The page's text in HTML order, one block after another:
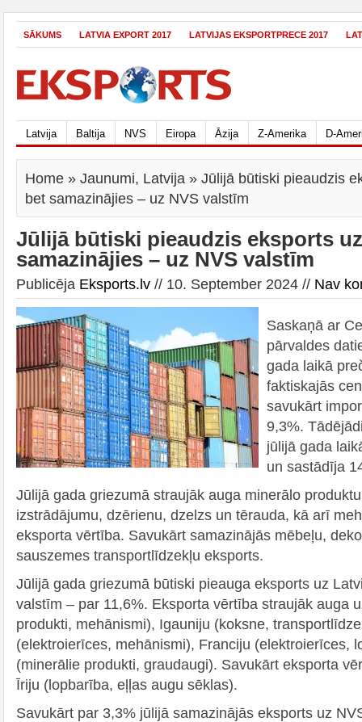
SĀKUMS LATVIA EXPORT 2017 LATVIJAS EKSPORTPRECE 2017
Latvija Baltija NVS Eiropa Āzija Z-Amerika D-
Home » Jaunumi, Latvija » Jūlijā būtiski pieaudzis
bet samazinājies – uz NVS valstīm
Jūlijā būtiski pieaudzis eksports
samazinājies – uz NVS valstīm
Publicēja Eksports.lv // 10. September 2024 // Nav
Saskaņā ar
pārvaldes
gada laikā
faktiskajās
savukārt
9,3%.
jūlijā gada
un sastādīja
Jūlijā gada griezumā straujāk auga minerālo
izstrādājumu, dzērienu, dzelzs un tērauda, kā arī
eksporta vērtība. Savukārt samazinājās mēbeļu,
sauszemes transportlīdzekļu eksports.
Jūlijā gada griezumā būtiski pieauga eksports uz
valstīm – par 11,6%. Eksporta vērtība straujāk auga
produkti, mehānismi), Igauniju (koksne,
(elektroierīces, mehānismi), Franciju (elektroierīces,
(minerālie produkti, graudaugi). Savukārt eksporta
Īriju (lopbarība, eļļas augu sēklas).
Savukārt par 3,3% jūlijā samazinājās eksports uz